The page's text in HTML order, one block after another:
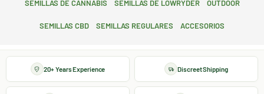
Semillas CBD Semillas regulares Accesorios
20+ Years Experience Discreet Shipping